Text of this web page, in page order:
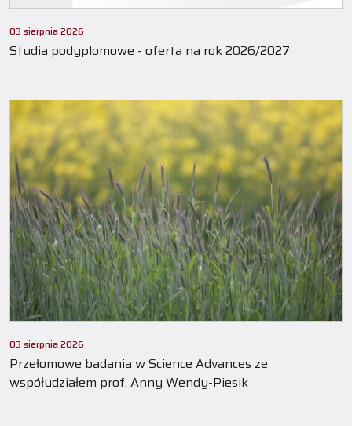
03 sierpnia 2026
Studia podyplomowe - oferta na rok 2026/2027
03 sierpnia 2026
Przełomowe badania w Science Advances ze
współudziałem prof. Anny Wendy-Piesik